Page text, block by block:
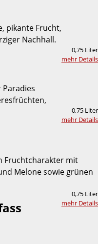
pikante Frucht,
Nachhall.
0,75 Liter
mehr Details
0,75 Liter
mehr Details
Fruchtcharakter mit
Melone sowie grünen
0,75 Liter
mehr Details